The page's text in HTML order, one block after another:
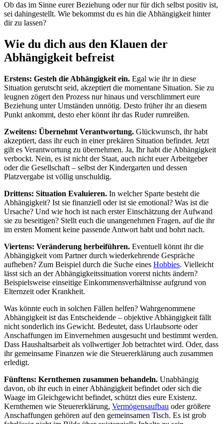
Ob das im Sinne eurer Beziehung oder nur für dich selbst positiv ist,
sei dahingestellt. Wie bekommst du es hin die Abhängigkeit hinter
dir zu lassen?
Wie du dich aus den Klauen der
Abhängigkeit befreist
Erstens: Gesteh die Abhängigkeit ein. Egal wie ihr in diese
Situation gerutscht seid, akzeptiert die momentane Situation. Sie zu
leugnen zögert den Prozess nur hinaus und verschlimmert eure
Beziehung unter Umständen unnötig. Desto früher ihr an diesem
Punkt ankommt, desto eher könnt ihr das Ruder rumreißen.
Zweitens: Übernehmt Verantwortung. Glückwunsch, ihr habt
akzeptiert, dass ihr euch in einer prekären Situation befindet. Jetzt
gilt es Verantwortung zu übernehmen. Ja, Ihr habt die Abhängigkeit
verbockt. Nein, es ist nicht der Staat, auch nicht euer Arbeitgeber
oder die Gesellschaft – selbst der Kindergarten und dessen
Platzvergabe ist völlig unschuldig.
Drittens: Situation Evaluieren. In welcher Sparte besteht die
Abhängigkeit? Ist sie finanziell oder ist sie emotional? Was ist die
Ursache? Und wie hoch ist nach erster Einschätzung der Aufwand
sie zu beseitigen? Stellt euch die unangenehmen Fragen, auf die ihr
im ersten Moment keine passende Antwort habt und bohrt nach.
Viertens: Veränderung herbeiführen. Eventuell könnt ihr die
Abhängigkeit vom Partner durch wiederkehrende Gespräche
aufheben? Zum Beispiel durch die Suche eines Hobbies. Vielleicht
lässt sich an der Abhängigkeitssituation vorerst nichts ändern?
Beispielsweise einseitige Einkommensverhältnisse aufgrund von
Elternzeit oder Krankheit.
Was könnte euch in solchen Fällen helfen? Wahrgenommene
Abhängigkeit ist das Entscheidende – objektive Abhängigkeit fällt
nicht sonderlich ins Gewicht. Bedeutet, dass Urlaubsorte oder
Anschaffungen im Einvernehmen ausgesucht und bestimmt werden.
Dass Haushaltsarbeit als vollwertiger Job betrachtet wird. Oder, dass
ihr gemeinsame Finanzen wie die Steuererklärung auch zusammen
erledigt.
Fünftens: Kernthemen zusammen behandeln. Unabhängig
davon, ob ihr euch in einer Abhängigkeit befindet oder sich die
Waage im Gleichgewicht befindet, schützt dies eure Existenz.
Kernthemen wie Steuererklärung, Vermögensaufbau oder größere
Anschaffungen gehören auf den gemeinsamen Tisch. Es ist grob